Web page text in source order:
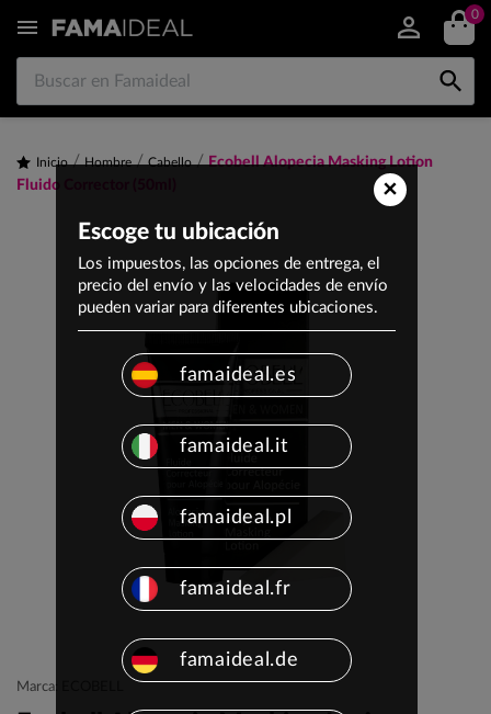
 0

Inicio Hombre Cabello
Ecobell Alopecia Masking Lotion
Fluido Corrector (50ml)
Marca: ECOBELL
×
Escoge tu ubicación
Los impuestos, las opciones de entrega, el
precio del envío y las velocidades de envío
pueden variar para diferentes ubicaciones.
famaideal.es
famaideal.it
famaideal.pl
famaideal.fr
famaideal.de